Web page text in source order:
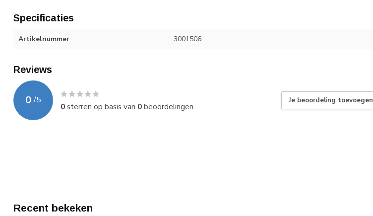
Specificaties
Artikelnummer 3001506
Reviews
0 /5
0sterren op basis van 0beoordelingen
Je beoordeling toevoegen
Recent bekeken